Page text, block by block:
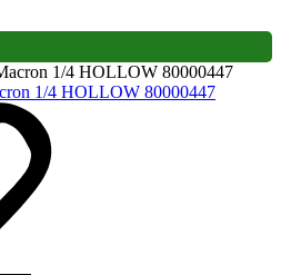
1/4 HOLLOW 80000447